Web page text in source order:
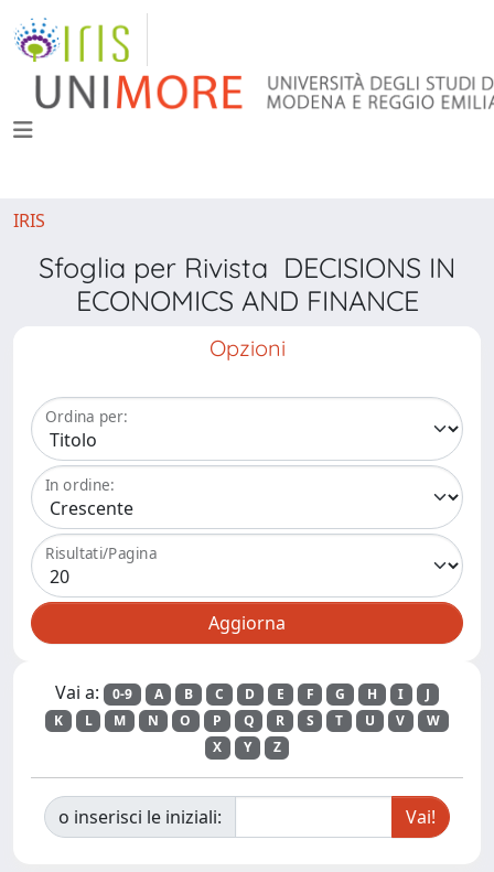
IRIS
Sfoglia per Rivista DECISIONS IN
ECONOMICS AND FINANCE
Opzioni
Ordina per:
In ordine:
Risultati/Pagina
Vai a: 0-9 A B C D E F G H I
J
K
L M N O P Q R S T U V
W
X
Y Z
o inserisci le iniziali: